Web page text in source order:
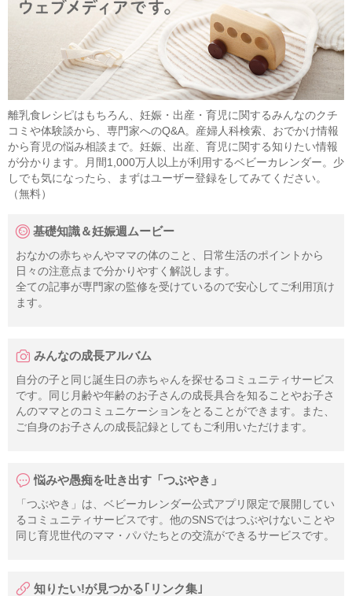
離乳食レシピはもちろん、妊娠・出産・育児に関するみんなのクチ
コミや体験談から、専門家へのQ&A。産婦人科検索、おでかけ情報
から育児の悩み相談まで。妊娠、出産、育児に関する知りたい情報
が分かります。月間1,000万人以上が利用するベビーカレンダー。少
しでも気になったら、まずはユーザー登録をしてみてください。
（無料）
基礎知識＆妊娠週ムービー
おなかの赤ちゃんやママの体のこと、日常生活のポイントから
日々の注意点まで分かりやすく解説します。
全ての記事が専門家の監修を受けているので安心してご利用頂け
ます。
みんなの成長アルバム
自分の子と同じ誕生日の赤ちゃんを探せるコミュニティサービス
です。同じ月齢や年齢のお子さんの成長具合を知ることやお子さ
んのママとのコミュニケーションをとることができます。また、
ご自身のお子さんの成長記録としてもご利用いただけます。
悩みや愚痴を吐き出す「つぶやき」
「つぶやき」は、ベビーカレンダー公式アプリ限定で展開してい
るコミュニティサービスです。他のSNSではつぶやけないことや
同じ育児世代のママ・パパたちとの交流ができるサービスです。
知りたい!が見つかる｢リンク集｣